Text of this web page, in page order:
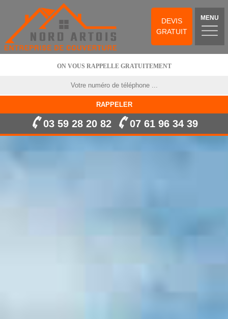
DEVIS
GRATUIT
MENU
ON VOUS RAPPELLE GRATUITEMENT
03 59 28 20 82 07 61 96 34 39